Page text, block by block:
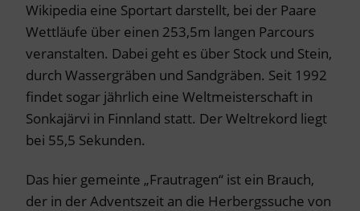
Wikipedia eine Sportart darstellt, bei der Paare
Wettläufe über einen 253,5m langen Parcours
veranstalten. Dabei geht es über Stock und Stein,
durch Wassergräben und Sandgräben. Seit 1992
findet sogar jährlich eine Weltmeisterschaft in
Sonkajärvi in Finnland statt. Der Weltrekord liegt
bei 55,5 Sekunden.
Das hier gemeinte „Frautragen“ ist ein Brauch,
der in der Adventszeit an die Herbergssuche von